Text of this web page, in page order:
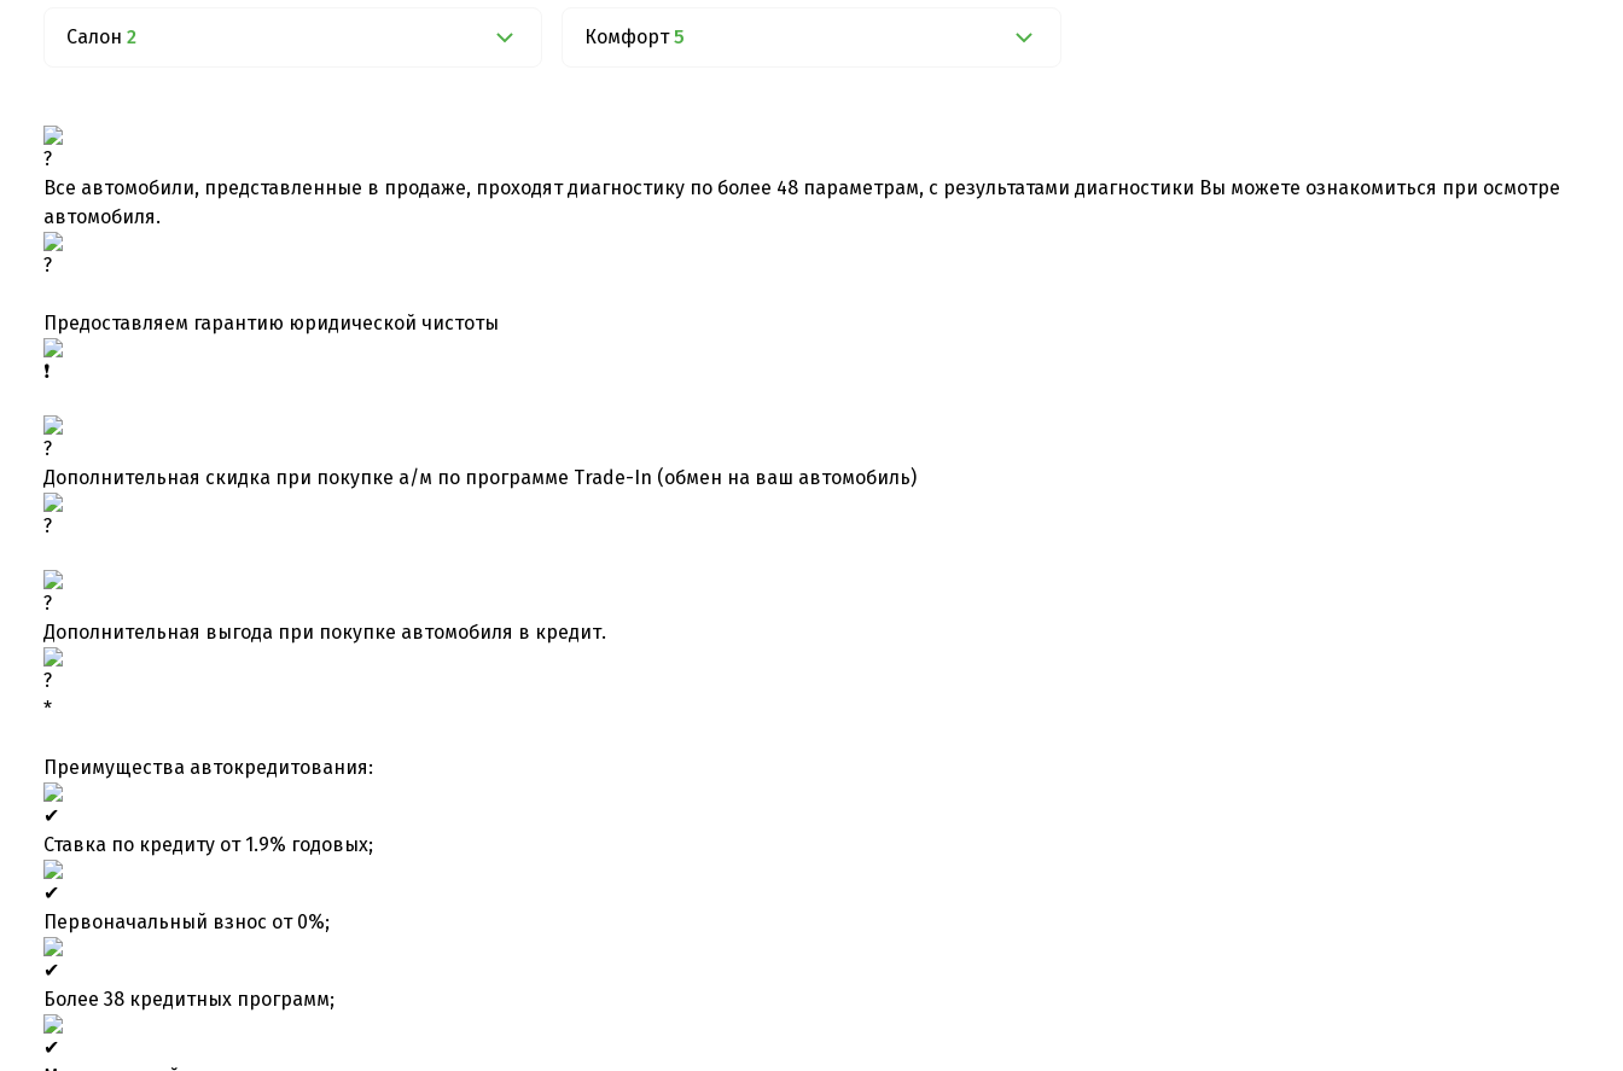
Салон 2 Комфорт 5
Все автомобили, представленные в продаже, проходят диагностику по более 48 параметрам, с результатами диагностики Вы можете ознакомиться при осмотре
автомобиля.
Предоставляем гарантию юридической чистоты
Дополнительная скидка при покупке а/м по программе Trade-In (обмен на ваш автомобиль)
Дополнительная выгода при покупке автомобиля в кредит.
*
Преимущества автокредитования:
Ставка по кредиту от 1.9% годовых;
Первоначальный взнос от 0%;
Более 38 кредитных программ;